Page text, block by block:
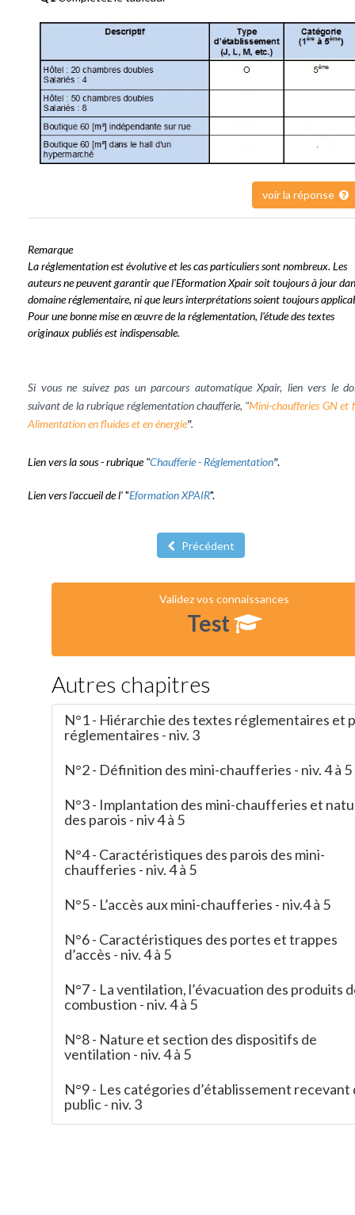
voir la réponse
Remarque
La réglementation est évolutive et les cas particuliers sont nombreux. Les
auteurs ne peuvent garantir que l'Eformation Xpair soit toujours à jour
domaine réglementaire, ni que leurs interprétations soient toujours
Pour une bonne mise en œuvre de la réglementation, l'étude des textes
originaux publiés est indispensable.
Si vous ne suivez pas un parcours automatique Xpair, lien vers le
suivant de la rubrique réglementation chaufferie, "Mini-chaufferies GN et
Alimentation en fluides et en énergie".
Lien vers la sous - rubrique "Chaufferie - Réglementation".
Lien vers l'accueil de l'"Eformation XPAIR".
Précédent
Validez vos connaissances
Test
Autres chapitres
N°1 - Hiérarchie des textes réglementaires et
réglementaires - niv. 3
N°2 - Définition des mini-chaufferies - niv. 4 à 5
N°3 - Implantation des mini-chaufferies et
des parois - niv 4 à 5
N°4 - Caractéristiques des parois des mini-
chaufferies - niv. 4 à 5
N°5 - L’accès aux mini-chaufferies - niv.4 à 5
N°6 - Caractéristiques des portes et trappes
d’accès - niv. 4 à 5
N°7 - La ventilation, l’évacuation des produits
combustion - niv. 4 à 5
N°8 - Nature et section des dispositifs de
ventilation - niv. 4 à 5
N°9 - Les catégories d’établissement recevant
public - niv. 3